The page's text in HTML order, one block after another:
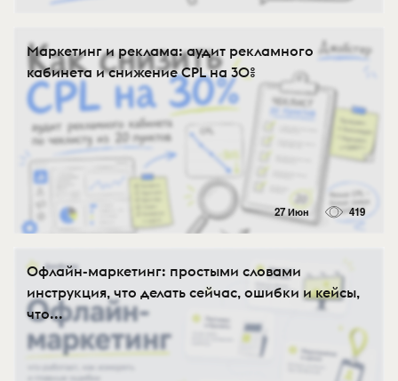
Маркетинг и реклама: аудит рекламного
кабинета и снижение CPL на 30%
27 Июн 419
Офлайн-маркетинг: простыми словами
инструкция, что делать сейчас, ошибки и кейсы,
что...